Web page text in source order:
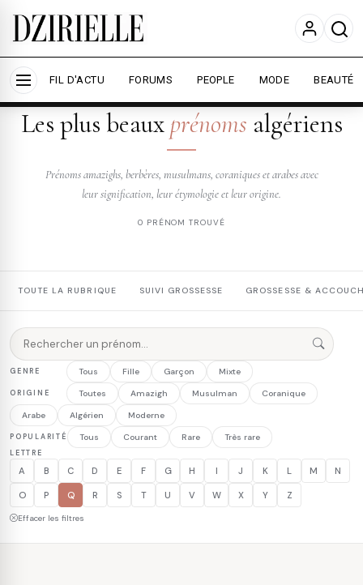
Nous utilisons des cookies pour améliorer votre
expérience et mesurer l'audience.
En savoir plus
Accepter tout Personnaliser
FIL D'ACTU FORUMS PEOPLE MODE BEAUTÉ
Les plus beaux prénoms algériens
Prénoms amazighs, berbères, musulmans, coraniques et arabes avec
leur signification, leur étymologie et leur origine.
0 PRÉNOM TROUVÉ
TOUTE LA RUBRIQUE SUIVI GROSSESSE GROSSESSE &
GENRE Tous Fille Garçon Mixte
ORIGINE Toutes Amazigh Musulman Coranique
Arabe Algérien Moderne
POPULARITÉ Tous Courant Rare Très rare
LETTRE
A B C D E F G H I J K L M N
O P Q R S T U V W X Y Z
Effacer les filtres